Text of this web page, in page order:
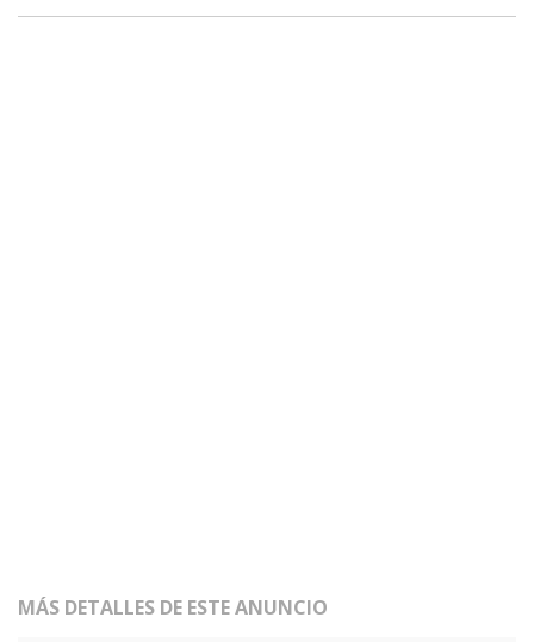
MÁS DETALLES DE ESTE ANUNCIO